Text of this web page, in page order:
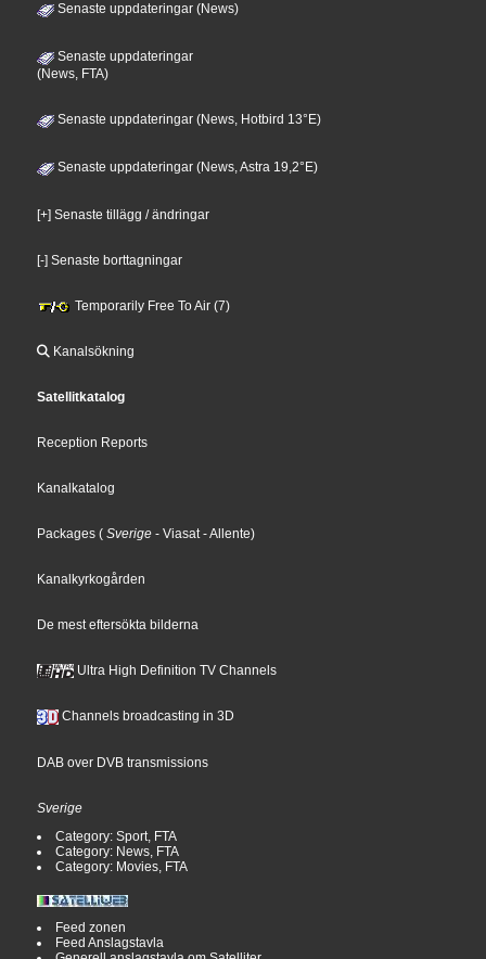
Senaste uppdateringar (News)
Senaste uppdateringar
(News, FTA)
Senaste uppdateringar (News, Hotbird 13°E)
Senaste uppdateringar (News, Astra 19,2°E)
[+] Senaste tillägg / ändringar
[-] Senaste borttagningar
Temporarily Free To Air (7)
Kanalsökning
Satellitkatalog
Reception Reports
Kanalkatalog
Packages ( Sverige - Viasat- Allente)
Kanalkyrkogården
De mest eftersökta bilderna
Ultra High Definition TV Channels
Channels broadcasting in 3D
DAB over DVB transmissions
Sverige
Category: Sport, FTA
Category: News, FTA
Category: Movies, FTA
Feed zonen
Feed Anslagstavla